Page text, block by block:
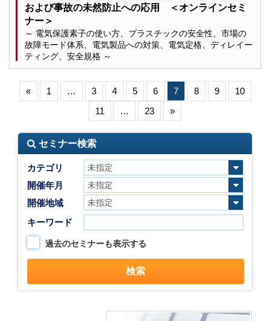
および事故の未然防止への応用 ＜オンラインセミ
ナー＞
～ 電気保護素子の使い方、プラスチックの安全性、市場の
故障モード体系、電気製品への対策、電気定格、ディレイー
ティング、安全規格 ～
« 1 … 3 4 5 6 7 8 9
10
11
… 23 »
セミナー検索
カテゴリ
開催年月
開催地域
キーワード
過去のセミナーも表示する